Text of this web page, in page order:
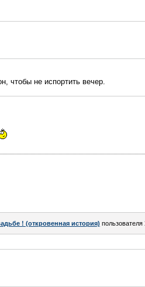
чтобы не испортить вечер.
! (откровенная история) пользователя